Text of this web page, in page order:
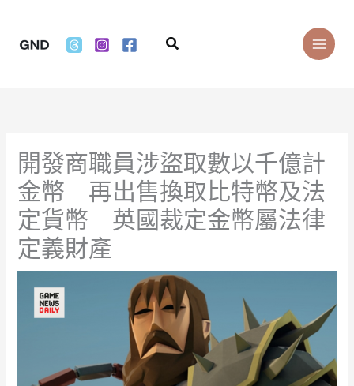
content
Search
開發商職員涉盜取數以千億計
金幣 再出售換取比特幣及法
定貨幣 英國裁定金幣屬法律
定義財產